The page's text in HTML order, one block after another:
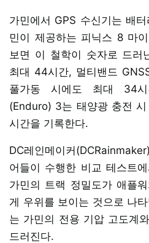
가민에서 GPS 수신기는 배
민이 제공하는 피닉스 8 마
보면 이 철학이 숫자로 드러
최대 44시간, 멀티밴드
풀가동 시에도 최대 34시
(Enduro) 3는 태양광 충전
시간을 기록한다.
DC레인메이커
어들이 수행한 비교 테스트
가민의 트랙 정밀도가 애플
게 우위를 보이는 것으로 나
는 가민의 전용 기압 고도계
드러진다.